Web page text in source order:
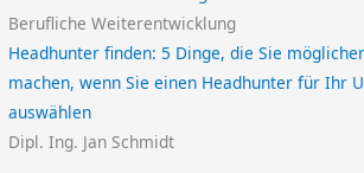
Berufliche Weiterentwicklung
Headhunter finden: 5 Dinge, die Sie
machen, wenn Sie einen Headhunter für Ihr
auswählen
Dipl. Ing. Jan Schmidt